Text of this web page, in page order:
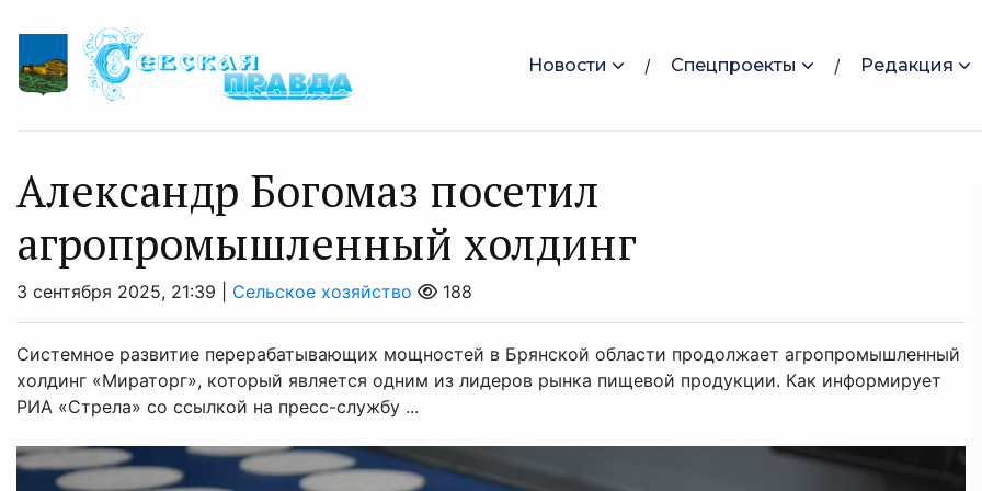
Новости Спецпроекты Редакция
Александр Богомаз посетил
агропромышленный холдинг
3 сентября 2025, 21:39 | Сельское хозяйство 188
Системное развитие перерабатывающих мощностей в Брянской области продолжает агропромышленный
холдинг «Мираторг», который является одним из лидеров рынка пищевой продукции. Как информирует
РИА «Стрела» со ссылкой на пресс-службу ...